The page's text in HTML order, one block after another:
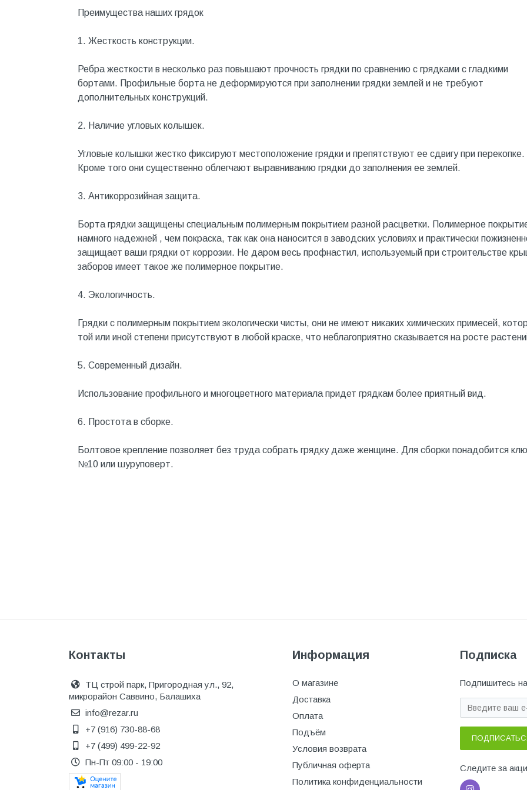
Крепёж
Крепеж и герметики
Крепеж, фурнитура
Лак и растворитель
Лакокрасочные материалы
Лепнина для покраски со
Малярно-штукатурные
инструменты
Межкомнатные двери
Металлопрокат и
Механизированные
инструменты
Напольные покрытия
Нерудный материал
Облицовочная доска
Обогревательное
Пиломатериалы
Плинтус напольный
ПОД ЗАКАЗ
Предохранительная арматура
Предохранительные клапана
Преимущества наших грядок
1. Жесткость конструкции.
Ребра жесткости в несколько раз повышают прочность грядки по сравнению с грядками с гладкими
бортами. Профильные борта не деформируются при заполнении грядки землей и не требуют
дополнительных конструкций.
2. Наличие угловых колышек.
Угловые колышки жестко фиксируют местоположение грядки и препятствуют ее сдвигу при перекопке.
Кроме того они существенно облегчают выравниванию грядки до заполнения ее землей.
3. Антикоррозийная защита.
Борта грядки защищены специальным полимерным покрытием разной расцветки. Полимерное
намного надежней , чем покраска, так как она наносится в заводских условиях и практически
защищает ваши грядки от коррозии. Не даром весь профнастил, используемый при строительстве
заборов имеет такое же полимерное покрытие.
4. Экологичность.
Грядки с полимерным покрытием экологически чисты, они не имеют никаких химических примесей,
той или иной степени присутствуют в любой краске, что неблагоприятно сказывается на росте
5. Современный дизайн.
Использование профильного и многоцветного материала придет грядкам более приятный вид.
6. Простота в сборке.
Болтовое крепление позволяет без труда собрать грядку даже женщине. Для сборки понадобится
№10 или шуруповерт.
Контакты
ТЦ строй парк, Пригородная ул., 92,
микрорайон Саввино, Балашиха
info@rezar.ru
+7 (916) 730-88-68
+7 (499) 499-22-92
Пн-Пт 09:00 - 19:00
Информация
О магазине
Доставка
Оплата
Подъём
Условия возврата
Публичная оферта
Политика конфиденциальности
Подписка
Подпишитесь
Следите за